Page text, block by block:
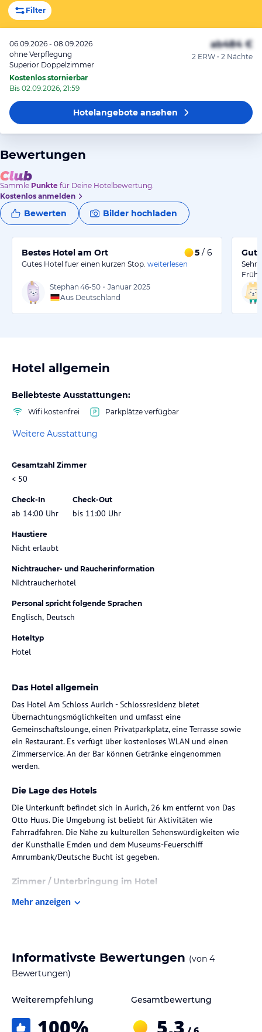
Filter
06.09.2026 - 08.09.2026
ohne Verpflegung
Superior Doppelzimmer
Kostenlos stornierbar
Bis 02.09.2026, 21:59
ab484 €
2 ERW • 2 Nächte
Hotelangeboteansehen
Bewertungen
Sammle Punkte für Deine Hotelbewertung.
Kostenlos anmelden
Bewerten Bilder hochladen
Bestes Hotel am Ort 5 / 6
Gutes Hotel fuer einen kurzen Stop. weiterlesen
Stephan 46-50 • Januar 2025
Aus Deutschland
Sehr
Hotel allgemein
Beliebteste Ausstattungen:
Wifi kostenfrei Parkplätze verfügbar
Weitere Ausstattung
Gesamtzahl Zimmer
< 50
Check-In
ab 14:00 Uhr
Check-Out
bis 11:00 Uhr
Haustiere
Nicht erlaubt
Nichtraucher- und Raucherinformation
Nichtraucherhotel
Personal spricht folgende Sprachen
Englisch, Deutsch
Hoteltyp
Hotel
Das Hotel allgemein
Das Hotel Am Schloss Aurich - Schlossresidenz bietet
Übernachtungsmöglichkeiten und umfasst eine
Gemeinschaftslounge, einen Privatparkplatz, eine Terrasse sowie
ein Restaurant. Es verfügt über kostenloses WLAN und einen
Zimmerservice. An der Bar können Getränke eingenommen
werden.
Die Lage des Hotels
Die Unterkunft befindet sich in Aurich, 26 km entfernt von Das
Otto Huus. Die Umgebung ist beliebt für Aktivitäten wie
Fahrradfahren. Die Nähe zu kulturellen Sehenswürdigkeiten wie
der Kunsthalle Emden und dem Museums-Feuerschiff
Amrumbank/Deutsche Bucht ist gegeben.
Zimmer / Unterbringung im Hotel
Die Wohneinheiten sind mit Klimaanlage, einem Sitzbereich, einem
Gastronomie im Hotel
kontinentale sowie vegetarische Optionen.
Sport und Unterhaltung
Mehr anzeigen
Informativste Bewertungen (von 4
Bewertungen)
Weiterempfehlung Gesamtbewertung